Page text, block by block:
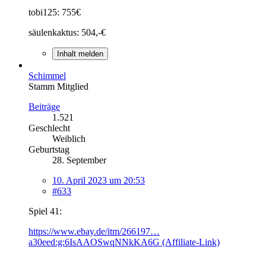
tobi125: 755€
säulenkaktus: 504,-€
Inhalt melden
Schimmel
Stamm Mitglied
Beiträge
1.521
Geschlecht
Weiblich
Geburtstag
28. September
10. April 2023 um 20:53
#633
Spiel 41:
https://www.ebay.de/itm/266197…
a30eed:g:6IsAAOSwqNNkKA6G (Affiliate-Link)